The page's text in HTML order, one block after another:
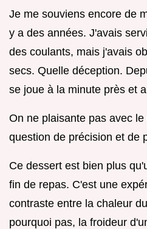
Je me souviens encore de
y a des années. J'avais
des coulants, mais j'avais
secs. Quelle déception.
se joue à la minute près et
On ne plaisante pas avec
question de précision et de
Ce dessert est bien plus
fin de repas. C'est une
contraste entre la chaleur
pourquoi pas, la froideur